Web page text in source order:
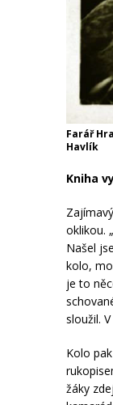
Farář
Havlík
Kniha
oklikou.
Našel
kolo,
je to
sloužil.
Kolo
žáky